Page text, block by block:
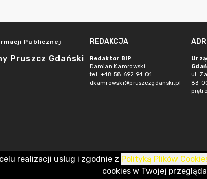
Publicznej
Pruszcz Gdański
REDAKCJA
Redaktor BIP
Damian Kamrowski
tel. +48 58 692 94 01
dkamrowski@pruszczgdanski.pl
ul.
83-
realizacji usług i zgodnie z Polityką Plików
cookies w Twojej